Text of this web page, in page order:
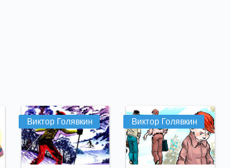
Виктор Голявкин Виктор Голявкин